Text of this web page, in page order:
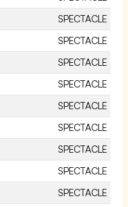
SPECTACLE
SPECTACLE
SPECTACLE
SPECTACLE
SPECTACLE
SPECTACLE
SPECTACLE
SPECTACLE
SPECTACLE